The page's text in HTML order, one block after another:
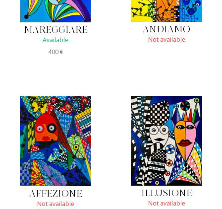
MAREGGIARE
Available
400€
ANDIAMO
Not available
AFFEZIONE
Not available
ILLUSIONE
Not available